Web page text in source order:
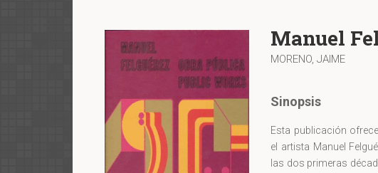
Manuel
MORENO, JAIME
Sinopsis
Esta publicación
el artista Manuel
las dos primeras